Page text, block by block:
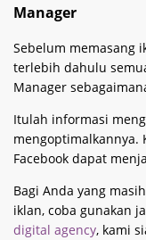
Manager
Sebelum memasang
terlebih dahulu
Manager
Itulah informasi
mengoptimalkannya.
Facebook dapat
Bagi Anda yang
iklan, coba gunakan
digital agency, kami